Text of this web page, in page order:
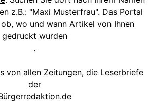
z.B.: "Maxi Musterfrau". Das Portal
wo und wann Artikel von Ihnen
gedruckt wurden
.
von allen Zeitungen, die Leserbriefe
der